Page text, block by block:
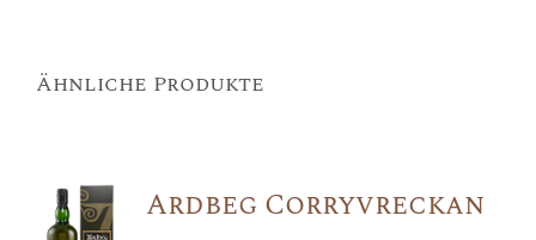
Ähnliche Produkte
Ardbeg Corryvreckan